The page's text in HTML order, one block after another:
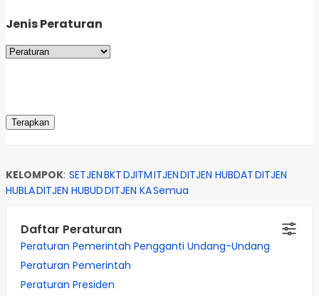
Jenis Peraturan
KELOMPOK: SETJENBKTDJITMITJENDITJEN HUBDATDITJEN
HUBLADITJEN HUBUDDITJEN KASemua
Daftar Peraturan
Peraturan Pemerintah Pengganti Undang-Undang
Peraturan Pemerintah
Peraturan Presiden